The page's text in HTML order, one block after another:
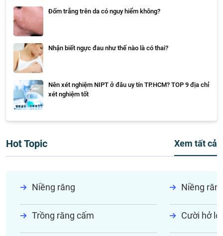
Đốm trắng trên da có nguy hiểm không?
Nhận biết ngực đau như thế nào là có thai?
Nên xét nghiệm NIPT ở đâu uy tín TP.HCM? TOP 9 địa chỉ
xét nghiệm tốt
Hot Topic Xem tất cả
Niềng răng Niềng
Trồng răng cấm Cười hở lợi